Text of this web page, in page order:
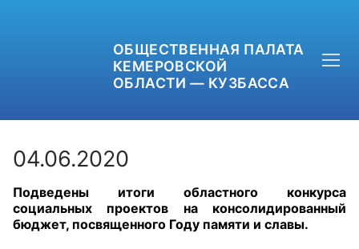
ОБЩЕСТВЕННАЯ ПАЛАТА
КЕМЕРОВСКОЙ
ОБЛАСТИ — КУЗБАССА
+7 (3842) 58-82-40
04.06.2020
Подведены итоги областного конкурса
социальных проектов на консолидированный
бюджет, посвященного Году памяти и славы.